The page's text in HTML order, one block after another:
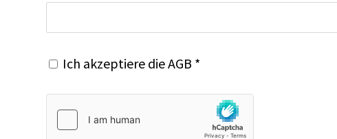
Ich akzeptiere dieAGB *